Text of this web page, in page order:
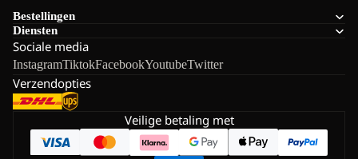
Bestellingen
Diensten
Sociale media
InstagramTiktokFacebookYoutubeTwitter
Verzendopties
Veilige betaling met